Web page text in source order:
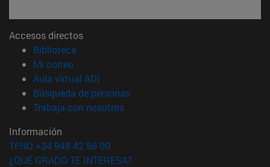
Accesos directos
Biblioteca
Mi correo(abre en nueva ventana)
Aula virtual ADI
Búsqueda de personas(abre en nueva ventana)
Trabaja con nosotros(abre en nueva ventana)
Información
TFNO +34 948 42 56 00
¿QUÉ GRADO TE INTERESA?